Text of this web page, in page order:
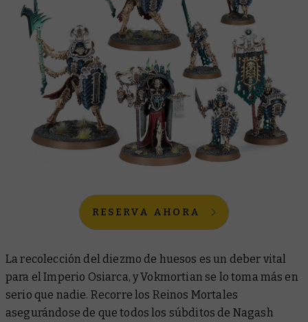
RESERVA AHORA
La recolección del diezmo de huesos es un deber vital
para el Imperio Osiarca, y Vokmortian se lo toma más en
serio que nadie. Recorre los Reinos Mortales
asegurándose de que todos los súbditos de Nagash